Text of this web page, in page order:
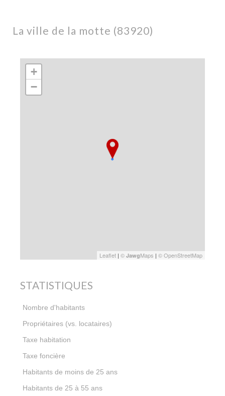
la ville de la motte (83920)
+
−
Leaflet | © JawgMaps | © OpenStreetMap
STATISTIQUES
Nombre d'habitants
Propriétaires (vs. locataires)
Taxe habitation
Taxe foncière
Habitants de moins de 25 ans
Habitants de 25 à 55 ans